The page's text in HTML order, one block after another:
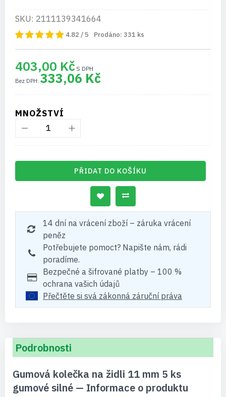
SKU: 2111139341664
4.82 / 5 Prodáno: 331 ks
403,00 Kč
333,06 Kč
MNOŽSTVÍ
PŘIDAT DO KOŠÍKU
14 dní na vrácení zboží – záruka vrácení
peněz
Potřebujete pomoct? Napište nám, rádi
poradíme.
Bezpečné a šifrované platby – 100 %
ochrana vašich údajů
Přečtěte si svá zákonná záruční práva
Podrobnosti
Gumová kolečka na židli 11 mm 5 ks
gumové silné — Informace o produktu